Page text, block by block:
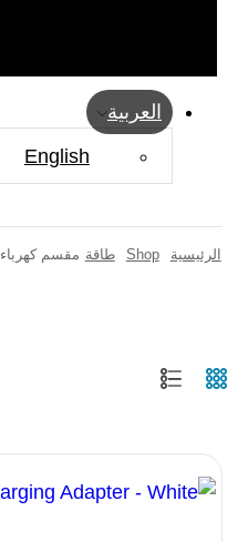
العربية
English
الرئيسية Shop طاقة مقسم كهرباء